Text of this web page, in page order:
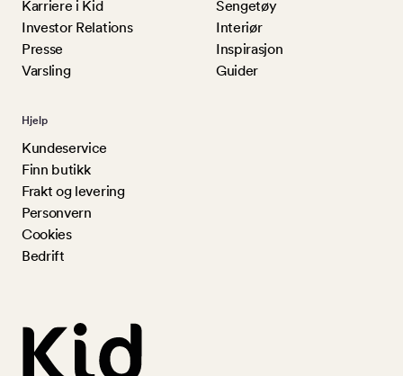
Karriere i Kid
Investor Relations
Presse
Varsling
Sengetøy
Interiør
Inspirasjon
Guider
Hjelp
Kundeservice
Finn butikk
Frakt og levering
Personvern
Cookies
Bedrift